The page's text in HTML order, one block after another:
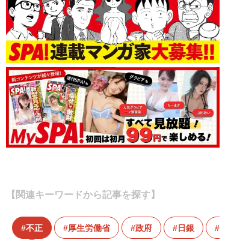
【関連キーワードから記事を探す】
不正 厚生労働省 政府 日銀